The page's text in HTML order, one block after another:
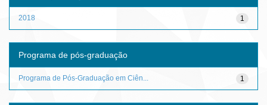
1
2018
Programa de pós-graduação
1
Programa de Pós-Graduação em Ciên...